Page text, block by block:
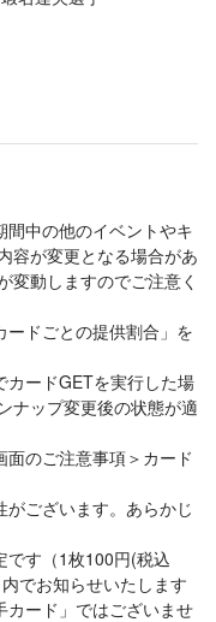
中の他のイベントやキ
容が変更となる場合があ
変動しますのでご注意く
ドごとの提供割合」を
カードGETを実行した場
ナップ変更後の状態が適
のご注意事項＞カード
ございます。あらかじ
です（1枚100円(税込
でお知らせいたします
カード」ではございませ